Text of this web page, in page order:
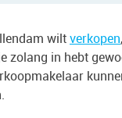
wiltverkopen
zolang in hebt